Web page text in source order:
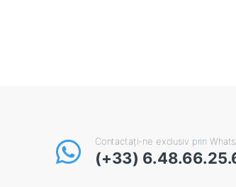
Contactați-ne exclusiv prin
(+33)